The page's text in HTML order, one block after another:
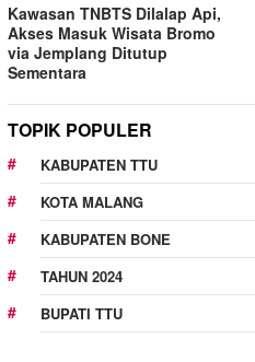
Kawasan TNBTS Dilalap Api,
Akses Masuk Wisata Bromo
via Jemplang Ditutup
Sementara
TOPIK POPULER
KABUPATEN TTU
KOTA MALANG
KABUPATEN BONE
TAHUN 2024
BUPATI TTU